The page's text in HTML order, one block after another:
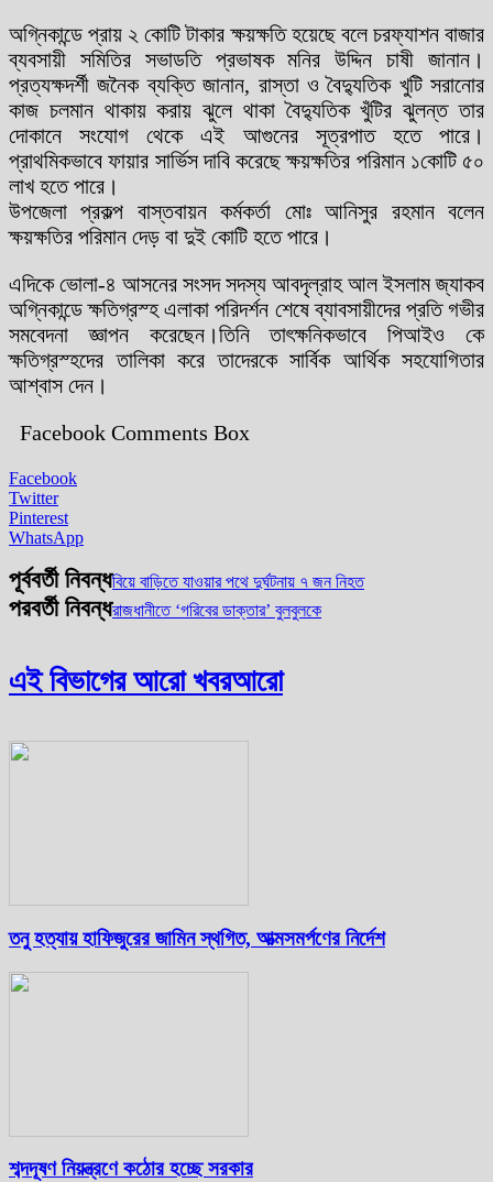
অগ্নিকান্ডে প্রায় ২ কোটি টাকার ক্ষয়ক্ষতি হয়েছে বলে চরফ্যাশন বাজার
ব্যবসায়ী সমিতির সভাডতি প্রভাষক মনির উদ্দিন চাষী জানান।
প্রত্যক্ষদর্শী জনৈক ব্যক্তি জানান, রাস্তা ও বৈদ্যুতিক খুটি সরানোর
কাজ চলমান থাকায় করায় ঝুলে থাকা বৈদ্যুতিক খুঁটির ঝুলন্ত তার
দোকানে সংযোগ থেকে এই আগুনের সূত্রপাত হতে পারে।
প্রাথমিকভাবে ফায়ার সার্ভিস দাবি করেছে ক্ষয়ক্ষতির পরিমান ১কোটি ৫০
লাখ হতে পারে।
উপজেলা প্রকল্প বাস্তবায়ন কর্মকর্তা মোঃ আনিসুর রহমান বলেন
ক্ষয়ক্ষতির পরিমান দেড় বা দুই কোটি হতে পারে।
এদিকে ভোলা-৪ আসনের সংসদ সদস্য আবদৃল্রাহ আল ইসলাম জ্যাকব
অগ্নিকান্ডে ক্ষতিগ্রস্হ এলাকা পরিদর্শন শেষে ব্যাবসায়ীদের প্রতি গভীর
সমবেদনা জ্ঞাপন করেছেন।তিনি তাৎক্ষনিকভাবে পিআইও কে
ক্ষতিগ্রস্হদের তালিকা করে তাদেরকে সার্বিক আর্থিক সহযোগিতার
আশ্বাস দেন।
Facebook Comments Box
Facebook
Twitter
Pinterest
WhatsApp
পূর্ববর্তী নিবন্ধবিয়ে বাড়িতে যাওয়ার পথে দুর্ঘটনায় ৭ জন নিহত
পরবর্তী নিবন্ধরাজধানীতে ‘গরিবের ডাক্তার’ বুলবুলকে
এই বিভাগের আরো খবরআরো
তনু হত্যায় হাফিজুরের জামিন স্থগিত, আত্মসমর্পণের নির্দেশ
শব্দদূষণ নিয়ন্ত্রণে কঠোর হচ্ছে সরকার